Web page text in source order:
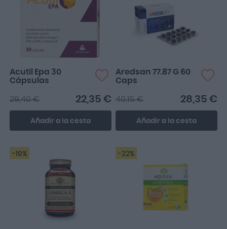
Acutil Epa 30
Cápsulas
22,35 €
29,40 €
Añadir a la cesta
Aredsan 77.87 G 60
Caps
28,35 €
40,15 €
Añadir a la cesta
-19%
Acabó de empezar a
tomar estás Cápsulas, es
pronto para saber los r...
-22%